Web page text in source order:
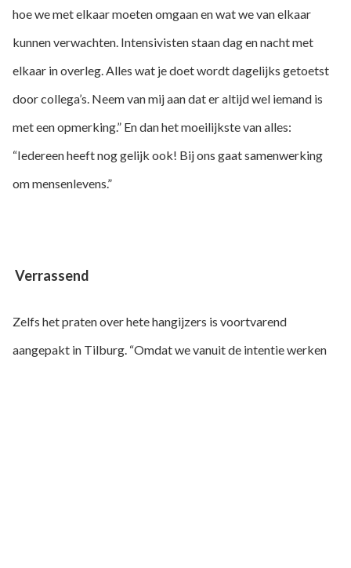
hoe we met elkaar moeten omgaan en wat we van elkaar
kunnen verwachten. Intensivisten staan dag en nacht met
elkaar in overleg. Alles wat je doet wordt dagelijks getoetst
door collega’s. Neem van mij aan dat er altijd wel iemand is
met een opmerking.” En dan het moeilijkste van alles:
“Iedereen heeft nog gelijk ook! Bij ons gaat samenwerking
om mensenlevens.”
Verrassend
Zelfs het praten over hete hangijzers is voortvarend
aangepakt in Tilburg. “Omdat we vanuit de intentie werken